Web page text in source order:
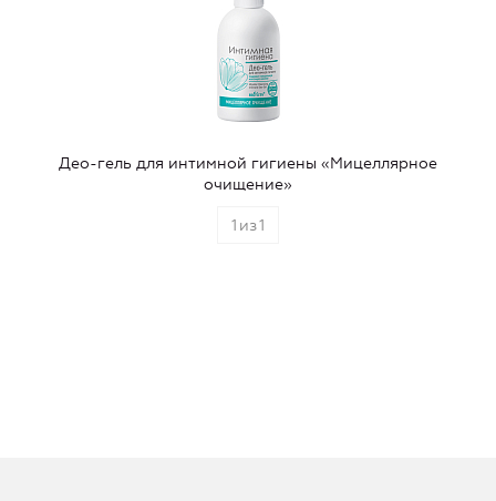
Део-гель для интимной гигиены «Мицеллярное
очищение»
1 из1